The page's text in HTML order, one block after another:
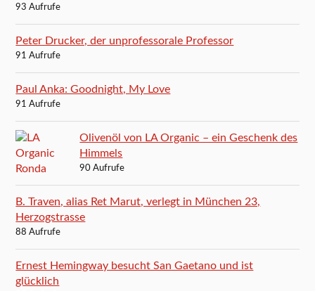
93 Aufrufe
Peter Drucker, der unprofessorale Professor
91 Aufrufe
Paul Anka: Goodnight, My Love
91 Aufrufe
Olivenöl von LA Organic – ein Geschenk des
Himmels
90 Aufrufe
B. Traven, alias Ret Marut, verlegt in München 23,
Herzogstrasse
88 Aufrufe
Ernest Hemingway besucht San Gaetano und ist
glücklich